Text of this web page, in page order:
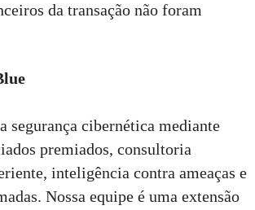
da transação não foram
segurança cibernética mediante
premiados, consultoria
inteligência contra ameaças e
Nossa equipe é uma extensão